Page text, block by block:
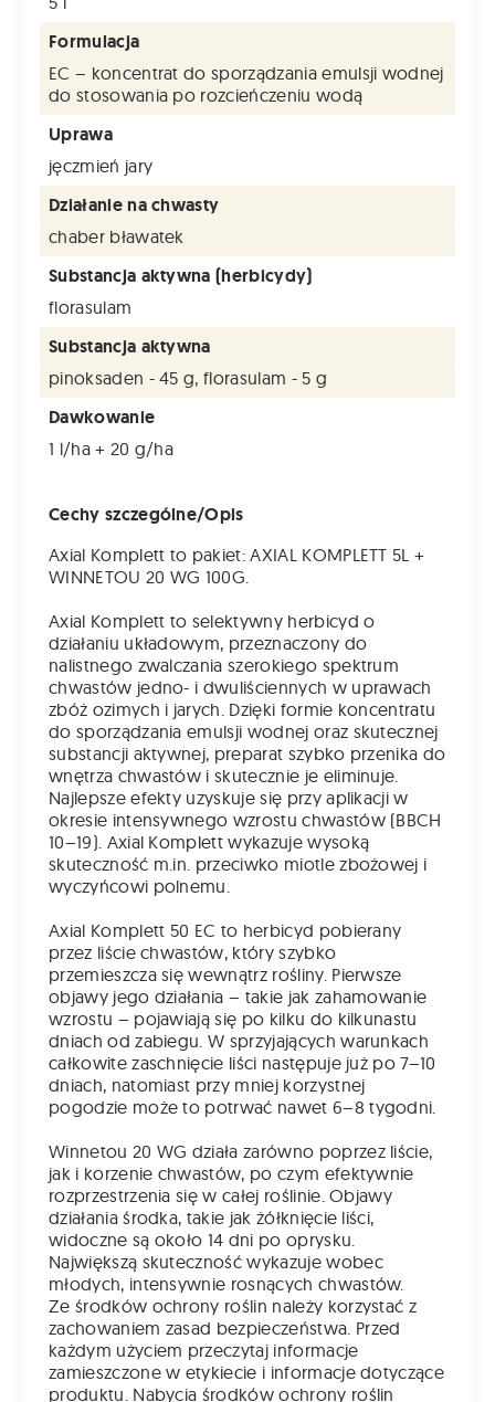
Formulacja
EC – koncentrat do sporządzania emulsji wodnej
do stosowania po rozcieńczeniu wodą
Uprawa
jęczmień jary
Działanie na chwasty
chaber bławatek
Substancja aktywna (herbicydy)
florasulam
Substancja aktywna
pinoksaden - 45 g, florasulam - 5 g
Dawkowanie
1 l/ha + 20 g/ha
Cechy szczególne/Opis
Axial Komplett to pakiet: AXIAL KOMPLETT 5L +
WINNETOU 20 WG 100G.
Axial Komplett to selektywny herbicyd o
działaniu układowym, przeznaczony do
nalistnego zwalczania szerokiego spektrum
chwastów jedno- i dwuliściennych w uprawach
zbóż ozimych i jarych. Dzięki formie koncentratu
do sporządzania emulsji wodnej oraz skutecznej
substancji aktywnej, preparat szybko przenika do
wnętrza chwastów i skutecznie je eliminuje.
Najlepsze efekty uzyskuje się przy aplikacji w
okresie intensywnego wzrostu chwastów (BBCH
10–19). Axial Komplett wykazuje wysoką
skuteczność m.in. przeciwko miotle zbożowej i
wyczyńcowi polnemu.
Axial Komplett 50 EC to herbicyd pobierany
przez liście chwastów, który szybko
przemieszcza się wewnątrz rośliny. Pierwsze
objawy jego działania – takie jak zahamowanie
wzrostu – pojawiają się po kilku do kilkunastu
dniach od zabiegu. W sprzyjających warunkach
całkowite zaschnięcie liści następuje już po 7–10
dniach, natomiast przy mniej korzystnej
pogodzie może to potrwać nawet 6–8 tygodni.
Winnetou 20 WG działa zarówno poprzez liście,
jak i korzenie chwastów, po czym efektywnie
rozprzestrzenia się w całej roślinie. Objawy
działania środka, takie jak żółknięcie liści,
widoczne są około 14 dni po oprysku.
Największą skuteczność wykazuje wobec
młodych, intensywnie rosnących chwastów.
Ze środków ochrony roślin należy korzystać z
zachowaniem zasad bezpieczeństwa. Przed
każdym użyciem przeczytaj informacje
zamieszczone w etykiecie i informacje dotyczące
produktu. Nabycia środków ochrony roślin